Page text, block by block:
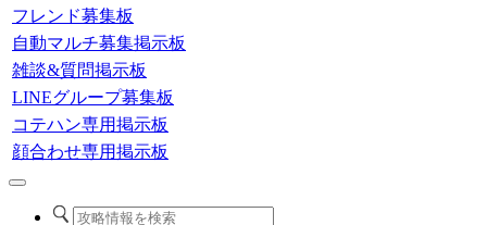
フレンド募集板
自動マルチ募集掲示板
雑談&質問掲示板
LINEグループ募集板
コテハン専用掲示板
顔合わせ専用掲示板